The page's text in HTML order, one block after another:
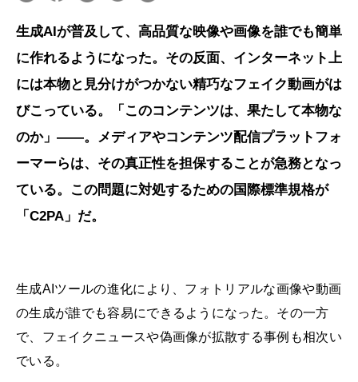
生成AIが普及して、高品質な映像や画像を誰でも簡単
に作れるようになった。その反面、インターネット上
には本物と見分けがつかない精巧なフェイク動画がは
びこっている。「このコンテンツは、果たして本物な
のか」――。メディアやコンテンツ配信プラットフォ
ーマーらは、その真正性を担保することが急務となっ
ている。この問題に対処するための国際標準規格が
「C2PA」だ。
生成AIツールの進化により、フォトリアルな画像や動画
の生成が誰でも容易にできるようになった。その一方
で、フェイクニュースや偽画像が拡散する事例も相次い
でいる。